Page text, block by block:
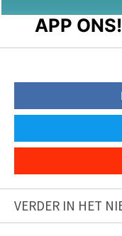
APP ONS!
VERDER IN HET